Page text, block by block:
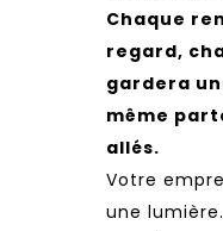
Chaque
regard,
gardera
même
allés.
Votre
une